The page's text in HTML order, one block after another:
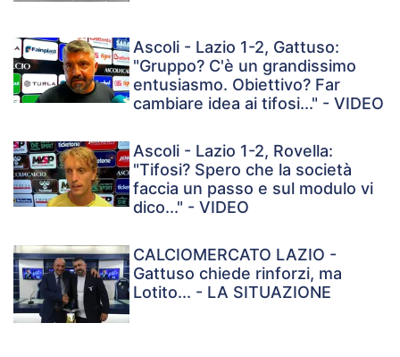
Ascoli - Lazio 1-2, Gattuso:
"Gruppo? C'è un grandissimo
entusiasmo. Obiettivo? Far
cambiare idea ai tifosi..." - VIDEO
Ascoli - Lazio 1-2, Rovella:
"Tifosi? Spero che la società
faccia un passo e sul modulo vi
dico..." - VIDEO
CALCIOMERCATO LAZIO -
Gattuso chiede rinforzi, ma
Lotito... - LA SITUAZIONE